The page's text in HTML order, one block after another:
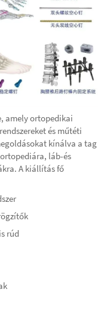
amely ortopedikai
és műtéti
kínálva a tag
láb-és
A kiállítás fő
rúd